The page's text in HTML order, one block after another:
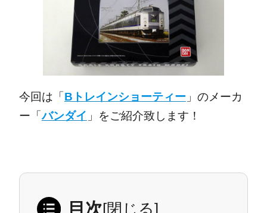
今回は「Bトレインショーティー 」のメーカ
ー「バンダイ 」をご紹介致します！
目次[閉じる]